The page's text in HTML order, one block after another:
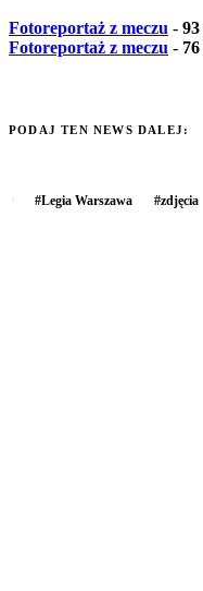
Fotoreportaż z meczu - 93
Fotoreportaż z meczu - 76
PODAJ TEN NEWS DALEJ:
#Legia Warszawa #zdjęcia